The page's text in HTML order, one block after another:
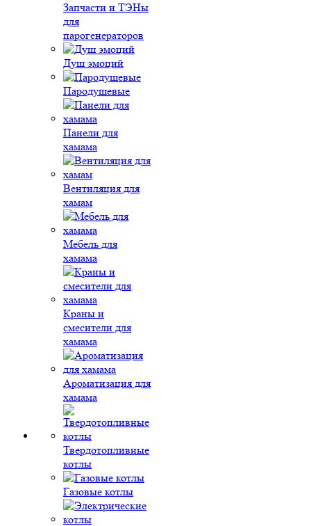
Запчасти и ТЭНы
для
парогенераторов
Душ эмоций
Пародушевые
Панели для
хамама
Вентиляция для
хамам
Мебель для
хамама
Краны и
смесители для
хамама
Ароматизация для
хамама
Твердотопливные
котлы
Газовые котлы